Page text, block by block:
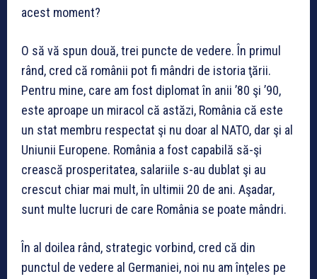
acest moment?
O să vă spun două, trei puncte de vedere. În primul
rând, cred că românii pot fi mândri de istoria ţării.
Pentru mine, care am fost diplomat în anii ’80 şi ’90,
este aproape un miracol că astăzi, România că este
un stat membru respectat şi nu doar al NATO, dar şi al
Uniunii Europene. România a fost capabilă să-şi
crească prosperitatea, salariile s-au dublat şi au
crescut chiar mai mult, în ultimii 20 de ani. Aşadar,
sunt multe lucruri de care România se poate mândri.
În al doilea rând, strategic vorbind, cred că din
punctul de vedere al Germaniei, noi nu am înţeles pe